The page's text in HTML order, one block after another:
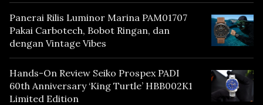
Panerai Rilis Luminor Marina PAM01707
Pakai Carbotech, Bobot Ringan, dan
dengan Vintage Vibes
Hands-On Review Seiko Prospex PADI
60th Anniversary ‘King Turtle’ HBB002K1
Limited Edition